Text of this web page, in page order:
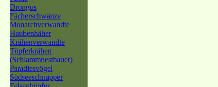
Drongos
Fächerschwänze
Monarchverwandte
Haubenhäher
Krähenverwandte
Töpferkrähen
(Schlammnestbauer)
Paradiesvögel
Südseeschnäpper